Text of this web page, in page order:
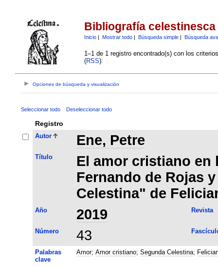
Bibliografía celestinesca
Inicio| Mostrar todo| Búsqueda simple| Búsqueda
1–1 de 1 registro encontrado(s) con los
(RSS):
Opciones de búsqueda y visualización
Seleccionar todo Deseleccionar todo
Registro
Autor Ene, Petre
Título
El amor cristiano en
Fernando de Rojas
Celestina" de
Año 2019 Revista
Número 43
Palabras
clave
Amor; Amor cristiano; Segunda Celestina;